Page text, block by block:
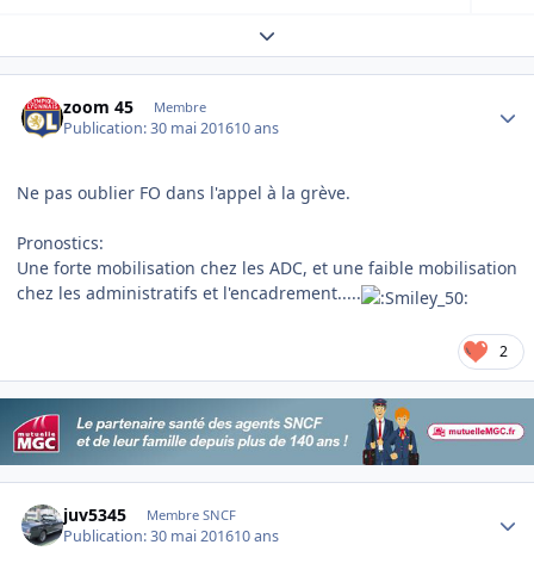
Expand topic overview
zoom 45 Membre
Publication:30 mai 201610 ans
Ne pas oublier FO dans l'appel à la grève.
Pronostics:
Une forte mobilisation chez les ADC, et une faible mobilisation
chez les administratifs et l'encadrement.....
2
juv5345 Membre SNCF
Publication:30 mai 201610 ans